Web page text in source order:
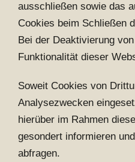
ausschließen sowie das
Cookies beim Schließen
Bei der Deaktivierung
Funktionalität dieser
Soweit Cookies von
Analysezwecken
hierüber im Rahmen
gesondert informieren
abfragen.